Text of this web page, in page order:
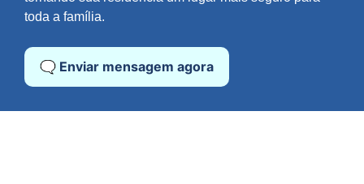
toda a família.
🗨️ Enviar mensagem agora